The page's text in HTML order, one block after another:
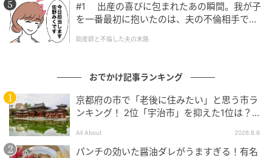
#1 出産の喜びに包まれたあの瞬間。我が子
を一番最初に抱いたのは、夫の不倫相手でし
助産師と不倫した夫の末路
おでかけ記事ランキング
京都府の市で「老後に住みたい」と思う市ラ
ンキング！ 2位「宇治市」を抑えた1位は？
All About 2026.8.6
パンチの効いた醤油ダレがうますぎる！有名